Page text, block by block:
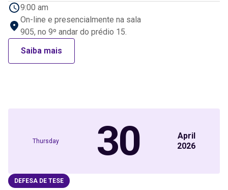
9:00 am
On-line e presencialmente na sala
905, no 9º andar do prédio 15.
Saiba mais
Thursday 30
April
2026
DEFESA DE TESE